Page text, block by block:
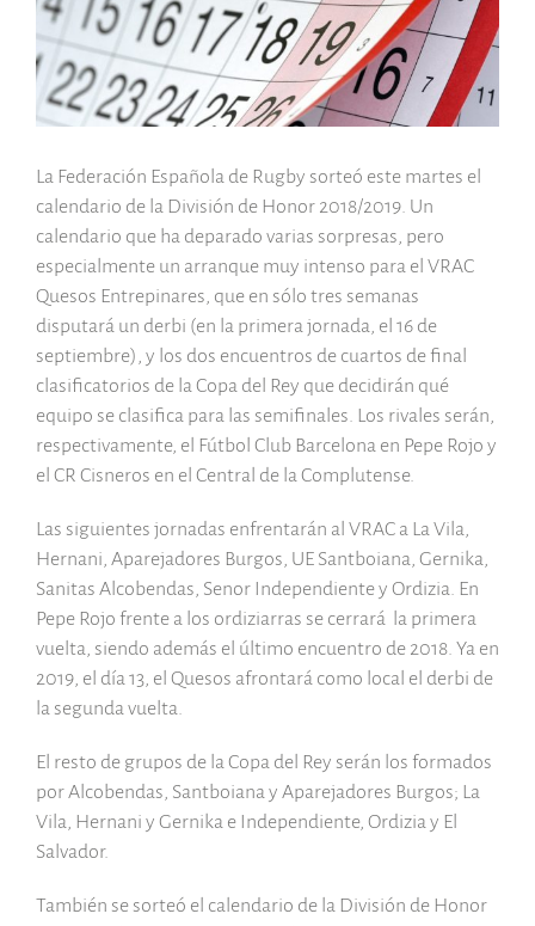
grande
La Federación Española de Rugby sorteó este martes el
calendario de la División de Honor 2018/2019. Un
calendario que ha deparado varias sorpresas, pero
especialmente un arranque muy intenso para el VRAC
Quesos Entrepinares, que en sólo tres semanas
disputará un derbi (en la primera jornada, el 16 de
septiembre), y los dos encuentros de cuartos de final
clasificatorios de la Copa del Rey que decidirán qué
equipo se clasifica para las semifinales. Los rivales serán,
respectivamente, el Fútbol Club Barcelona en Pepe Rojo y
el CR Cisneros en el Central de la Complutense.
Las siguientes jornadas enfrentarán al VRAC a La Vila,
Hernani, Aparejadores Burgos, UE Santboiana, Gernika,
Sanitas Alcobendas, Senor Independiente y Ordizia. En
Pepe Rojo frente a los ordiziarras se cerrará
la primera
vuelta, siendo además el último encuentro de 2018. Ya en
2019, el día 13, el Quesos afrontará como local el derbi de
la segunda vuelta.
El resto de grupos de la Copa del Rey serán los formados
por Alcobendas, Santboiana y Aparejadores Burgos; La
Vila, Hernani y Gernika e Independiente, Ordizia y El
Salvador.
También se sorteó el calendario de la División de Honor